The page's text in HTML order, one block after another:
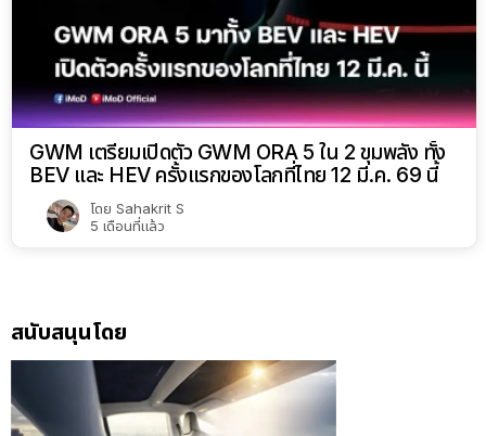
GWM เตรียมเปิดตัว GWM ORA 5 ใน 2 ขุมพลัง ทั้ง
BEV และ HEV ครั้งแรกของโลกที่ไทย 12 มี.ค. 69 นี้
โดย Sahakrit S
5 เดือนที่แล้ว
สนับสนุนโดย